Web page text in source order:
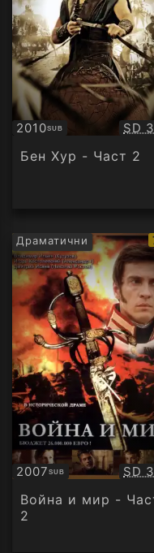
2010SUB
Субтитри SD
Бен Хур - Част 2
Драматични
2007SUB
Субтитри SD
Война и мир -
2